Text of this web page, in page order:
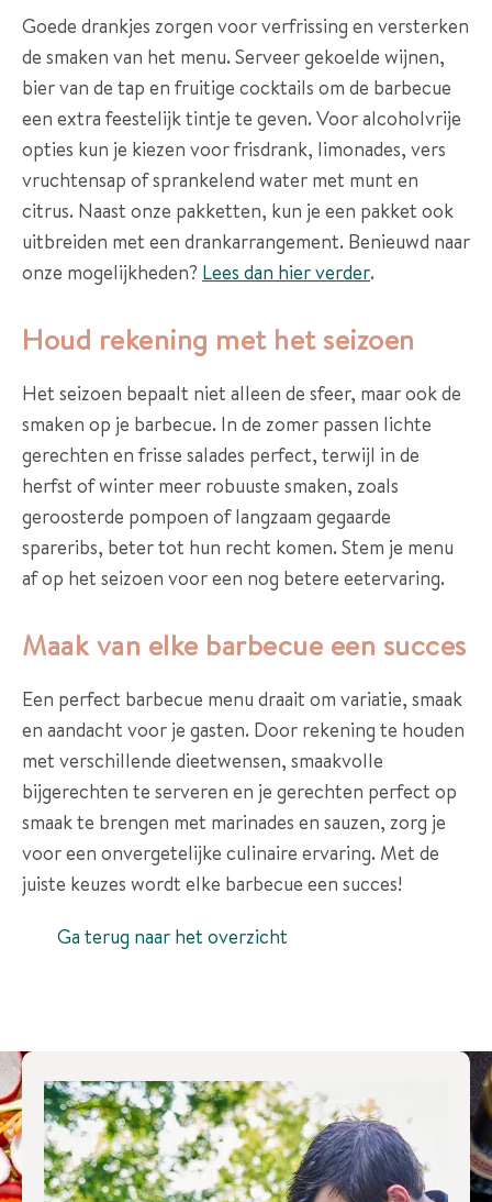
Goede drankjes zorgen voor verfrissing en versterken
de smaken van het menu. Serveer gekoelde wijnen,
bier van de tap en fruitige cocktails om de barbecue
een extra feestelijk tintje te geven. Voor alcoholvrije
opties kun je kiezen voor frisdrank, limonades, vers
vruchtensap of sprankelend water met munt en
citrus. Naast onze pakketten, kun je een pakket ook
uitbreiden met een drankarrangement. Benieuwd naar
onze mogelijkheden? Lees dan hier verder.
Houd rekening met het seizoen
Het seizoen bepaalt niet alleen de sfeer, maar ook de
smaken op je barbecue. In de zomer passen lichte
gerechten en frisse salades perfect, terwijl in de
herfst of winter meer robuuste smaken, zoals
geroosterde pompoen of langzaam gegaarde
spareribs, beter tot hun recht komen. Stem je menu
af op het seizoen voor een nog betere eetervaring.
Maak van elke barbecue een succes
Een perfect barbecue menu draait om variatie, smaak
en aandacht voor je gasten. Door rekening te houden
met verschillende dieetwensen, smaakvolle
bijgerechten te serveren en je gerechten perfect op
smaak te brengen met marinades en sauzen, zorg je
voor een onvergetelijke culinaire ervaring. Met de
juiste keuzes wordt elke barbecue een succes!
Ga terug naar het overzicht